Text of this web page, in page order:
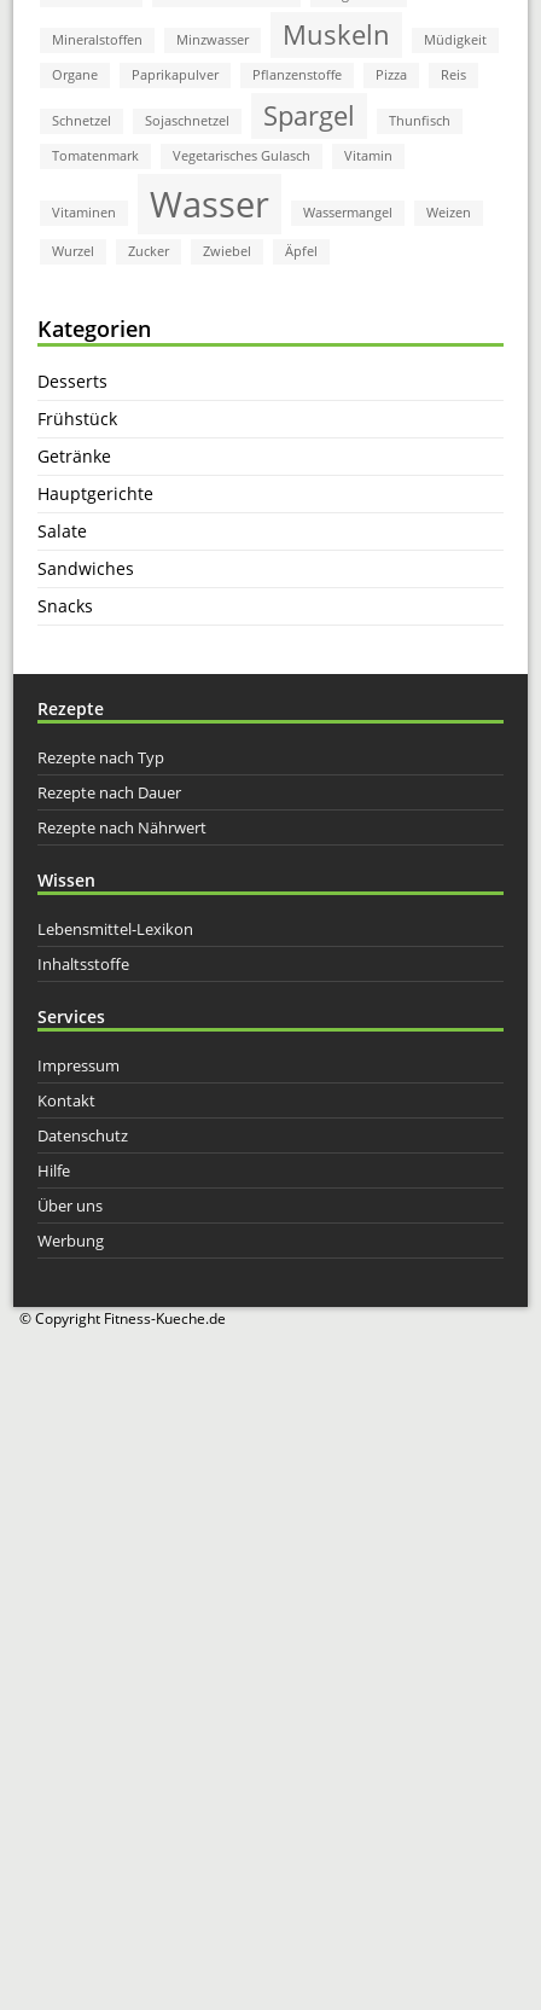
Mineralstoffen Minzwasser Muskeln Müdigkeit
Organe Paprikapulver Pflanzenstoffe Pizza Reis
Schnetzel Sojaschnetzel Spargel Thunfisch
Tomatenmark Vegetarisches Gulasch Vitamin
Vitaminen Wasser Wassermangel Weizen
Wurzel Zucker Zwiebel Äpfel
Kategorien
Desserts
Frühstück
Getränke
Hauptgerichte
Salate
Sandwiches
Snacks
Rezepte
Rezepte nach Typ
Rezepte nach Dauer
Rezepte nach Nährwert
Wissen
Lebensmittel-Lexikon
Inhaltsstoffe
Services
Impressum
Kontakt
Datenschutz
Hilfe
Über uns
Werbung
© Copyright Fitness-Kueche.de